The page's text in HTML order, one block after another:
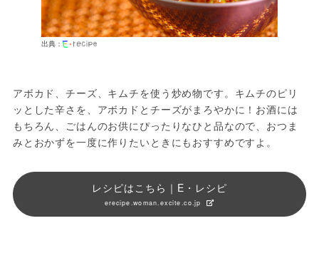
出典：
アボカド、チーズ、キムチを使う炒め物です。キムチのピリ
ッとした辛さを、アボカドとチーズがまろやかに！お酒には
もちろん、ごはんのお供にぴったりなひと品なので、おつま
みとおかずを一度に作りたいときにもおすすめですよ。
レシピはこちら｜E・レシピ
erecipe.woman.excite.co.jp